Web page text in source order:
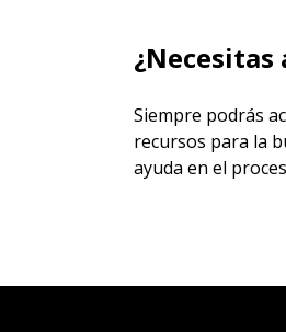
Siempre podrás
recursos para la
ayuda en el